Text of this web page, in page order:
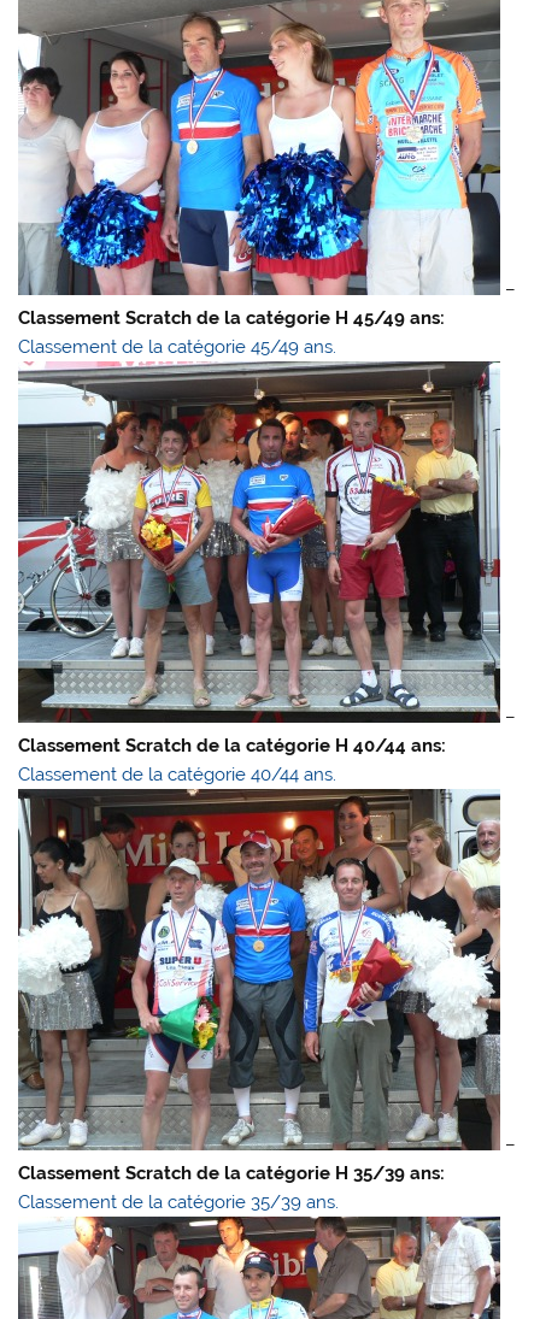
–
Classement Scratch de la catégorie H 45/49 ans:
Classement de la catégorie 45/49 ans.
–
Classement Scratch de la catégorie H 40/44 ans:
Classement de la catégorie 40/44 ans.
–
Classement Scratch de la catégorie H 35/39 ans:
Classement de la catégorie 35/39 ans.